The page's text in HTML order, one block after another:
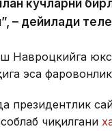
кучларни
– дейилади
Навроцкийга
эса
президентлик
чиқилгани